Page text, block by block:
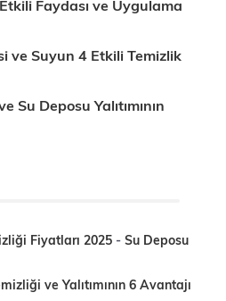
Faydası ve Uygulama
ve Suyun 4 Etkili Temizlik
Deposu Yalıtımının
Fiyatları 2025 -Su Deposu
ve Yalıtımının 6 Avantajı